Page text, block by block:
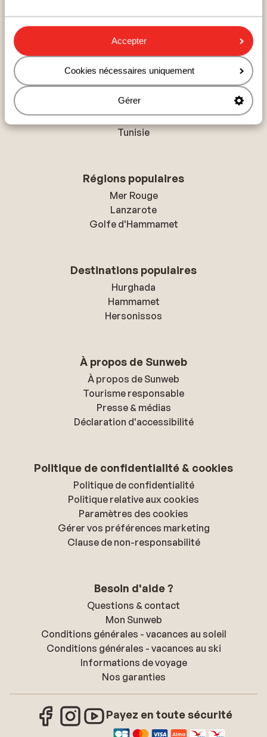
Accepter
Cookies nécessaires uniquement
Gérer
São Miguel - Ribeira Grande
Hôtel Verde Mar & Spa
Pays populaires
Espagne
Égypte
Tunisie
Régions populaires
Mer Rouge
Lanzarote
Golfe d'Hammamet
Destinations populaires
Hurghada
Hammamet
Hersonissos
À propos de Sunweb
À propos de Sunweb
Tourisme responsable
Presse & médias
Déclaration d'accessibilité
Politique de confidentialité & cookies
Politique de confidentialité
Politique relative aux cookies
Paramètres des cookies
Gérer vos préférences marketing
Clause de non-responsabilité
Besoin d'aide ?
Questions & contact
Mon Sunweb
Conditions générales - vacances au soleil
Conditions générales - vacances au ski
Informations de voyage
Nos garanties
Payez en toute sécurité